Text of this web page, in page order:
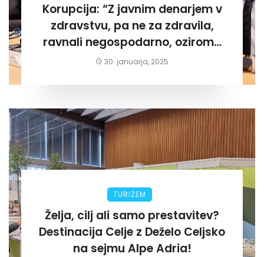
Korupcija: “Z javnim denarjem v
zdravstvu, pa ne za zdravila,
ravnali negospodarno, oziroma
za lastni žep. Tokrat na Žalskem«
30. januarja, 2025
TURIZEM
Želja, cilj ali samo prestavitev?
Destinacija Celje z Deželo Celjsko
na sejmu Alpe Adria!